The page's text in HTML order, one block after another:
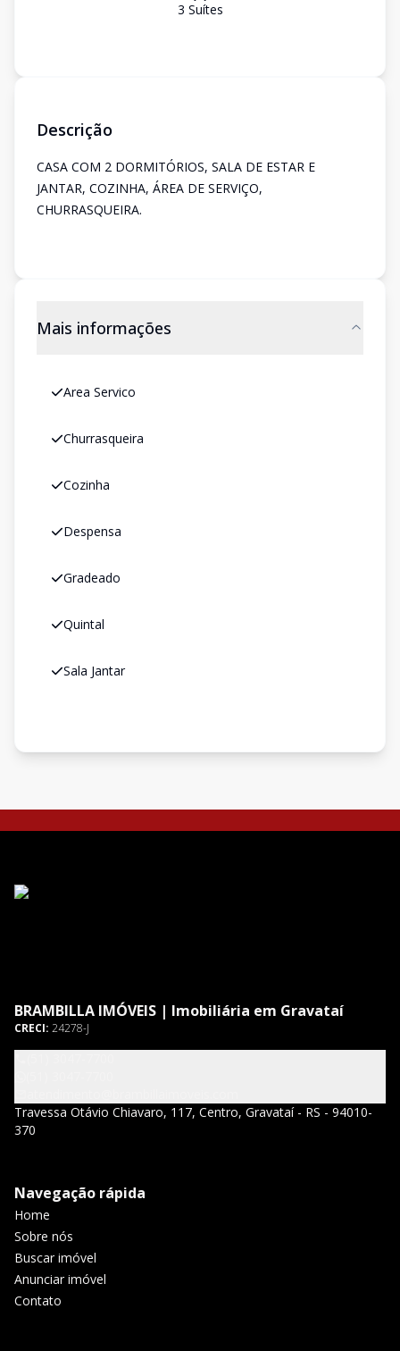
3 Suítes
Descrição
CASA COM 2 DORMITÓRIOS, SALA DE ESTAR E
JANTAR, COZINHA, ÁREA DE SERVIÇO,
CHURRASQUEIRA.
Mais informações
Area Servico
Churrasqueira
Cozinha
Despensa
Gradeado
Quintal
Sala Jantar
BRAMBILLA IMÓVEIS | Imobiliária em Gravataí
CRECI: 24278-J
Travessa Otávio Chiavaro, 117, Centro, Gravataí - RS - 94010-
370
Navegação rápida
Home
Sobre nós
Buscar imóvel
Anunciar imóvel
Contato